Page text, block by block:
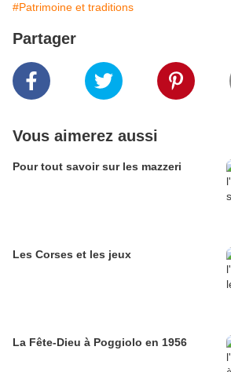
#Patrimoine et traditions
Partager
Vous aimerez aussi
Pour tout savoir sur les mazzeri
Les Corses et les jeux
La Fête-Dieu à Poggiolo en 1956